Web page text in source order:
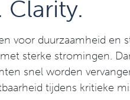
Clarity.
voor duurzaamheid en
sterke stromingen.
snel worden
tijdens kritieke